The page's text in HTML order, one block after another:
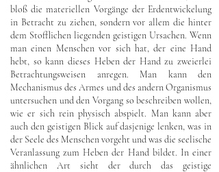
bloß die materiellen Vorgänge der Erdentwickelung
in Betracht zu ziehen, sondern vor allem die hinter
dem Stofflichen liegenden geistigen Ursachen. Wenn
man einen Menschen vor sich hat, der eine Hand
hebt, so kann dieses Heben der Hand zu zweierlei
Betrachtungsweisen anregen. Man kann den
Mechanismus des Armes und des andern Organismus
untersuchen und den Vorgang so beschreiben wollen,
wie er sich rein physisch abspielt. Man kann aber
auch den geistigen Blick auf dasjenige lenken, was in
der Seele des Menschen vorgeht und was die seelische
Veranlassung zum Heben der Hand bildet. In einer
ähnlichen Art sieht der durch das geistige